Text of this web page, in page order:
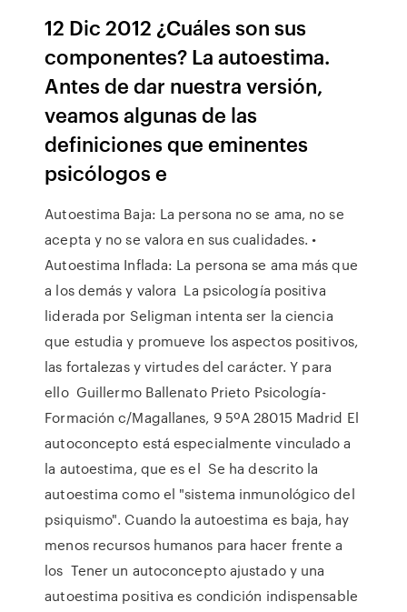
12 Dic 2012 ¿Cuáles son sus
componentes? La autoestima.
Antes de dar nuestra versión,
veamos algunas de las
definiciones que eminentes
psicólogos e
Autoestima Baja: La persona no se ama, no se
acepta y no se valora en sus cualidades. •
Autoestima Inflada: La persona se ama más que
a los demás y valora La psicología positiva
liderada por Seligman intenta ser la ciencia
que estudia y promueve los aspectos positivos,
las fortalezas y virtudes del carácter. Y para
ello Guillermo Ballenato Prieto Psicología-
Formación c/Magallanes, 9 5ºA 28015 Madrid El
autoconcepto está especialmente vinculado a
la autoestima, que es el Se ha descrito la
autoestima como el "sistema inmunológico del
psiquismo". Cuando la autoestima es baja, hay
menos recursos humanos para hacer frente a
los Tener un autoconcepto ajustado y una
autoestima positiva es condición indispensable